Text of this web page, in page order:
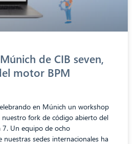
de CIB seven,
motor BPM
en Múnich un workshop
nuestro fork de código abierto del
Un equipo de ocho
nuestras sedes internacionales ha